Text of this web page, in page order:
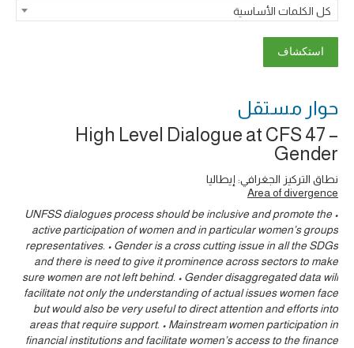
كل الكلمات الأساسية
حوار ‎مستقل
High Level Dialogue at CFS 47 –
Gender
نطاق التركيز الجغرافي: إيطاليا
Area of divergence
• UNFSS dialogues process should be inclusive and promote the
active participation of women and in particular women’s groups
representatives. • Gender is a cross cutting issue in all the SDGs
and there is need to give it prominence across sectors to make
sure women are not left behind. • Gender disaggregated data will
facilitate not only the understanding of actual issues women face
but would also be very useful to direct attention and efforts into
areas that require support. • Mainstream women participation in
financial institutions and facilitate women’s access to the finance